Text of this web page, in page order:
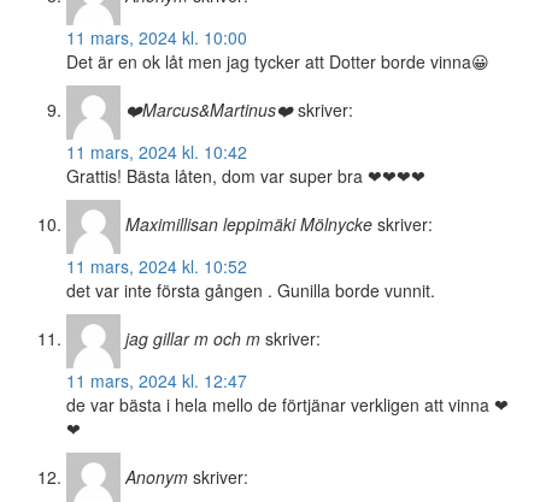
11 mars, 2024 kl. 10:00
Det är en ok låt men jag tycker att Dotter borde vinna😀
❤️Marcus&Martinus❤️ skriver:
11 mars, 2024 kl. 10:42
Grattis! Bästa låten, dom var super bra ❤❤❤❤
Maximillisan leppimäki Mölnycke skriver:
11 mars, 2024 kl. 10:52
det var inte första gången . Gunilla borde vunnit.
jag gillar m och m skriver:
11 mars, 2024 kl. 12:47
de var bästa i hela mello de förtjänar verkligen att vinna ❤
❤
Anonym skriver: